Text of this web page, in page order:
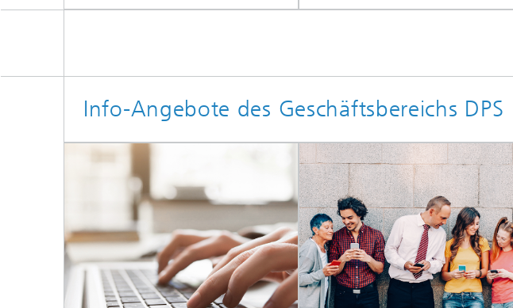
Info-Angebote des Geschäftsbereichs DPS